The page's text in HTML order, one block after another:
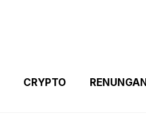
CRYPTO RENUNGAN